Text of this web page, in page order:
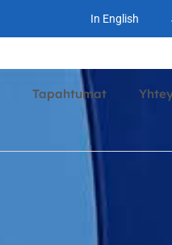
In English
Tapahtumat